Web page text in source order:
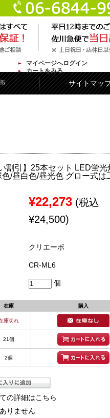
マイページへログイン
カートをみる
サイトマッ
割引】25本セット LED蛍光
/昼白色/昼光色 グロー式は
¥22,273 (税込
¥24,500)
クリエーボ
CR-ML6
個
在庫 購入
庫切れ
21個
2個
の詳細はこちら
りません